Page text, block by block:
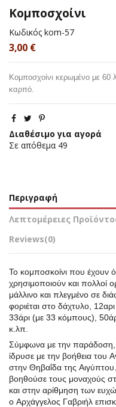
Κομποσχοίνι
Κωδικός kom-57
3,00 €
Κομποσχοίνι κερωμένο με 60
καρπό.
Διαθέσιμο για αγορά
Σε απόθεμα 49
Περιγραφή
Λεπτομέρειες
Reviews(0)
Το κομποσκοίνι που έχουν
χρησιμοποιούν και πολλοί
μάλλινο και πλεγμένο σε
φοριέται στο δάχτυλο,
33άρι (με 33 κόμπους),
κ.λπ.
Σύμφωνα με την
ίδρυσε με την βοήθεια του
στην Θηβαΐδα της
βοηθούσε τους μοναχούς
και στην αρίθμηση των
ο Αρχάγγελος Γαβριήλ